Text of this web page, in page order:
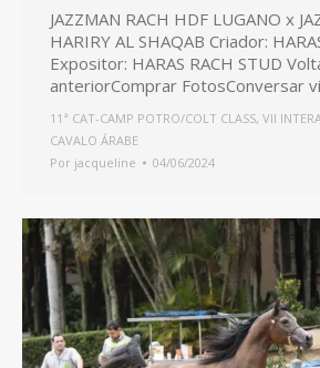
JAZZMAN RACH HDF LUGANO x
HARIRY AL SHAQAB Criador:
Expositor: HARAS RACH STUD
anteriorComprar FotosConversar
11ª CAT-CAMP POTRO/COLT CLASS, VII
CAVALO ÁRABE
Por jacqueline 04/06/2024